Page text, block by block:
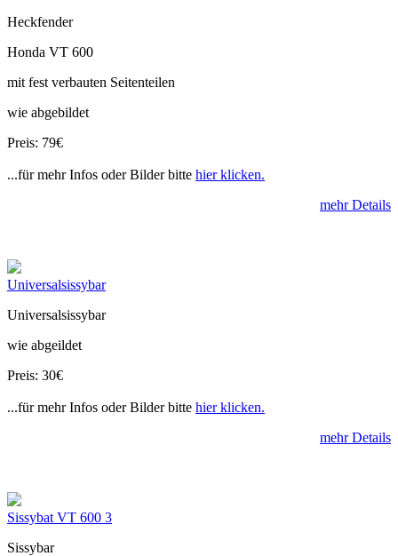
Heckfender
Honda VT 600
mit fest verbauten Seitenteilen
wie abgebildet
Preis: 79€
...für mehr Infos oder Bilder bitte hier klicken.
mehr Details
Universalsissybar
Universalsissybar
wie abgeildet
Preis: 30€
...für mehr Infos oder Bilder bitte hier klicken.
mehr Details
Sissybat VT 600 3
Sissybar